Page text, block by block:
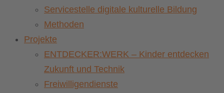
Servicestelle digitale kulturelle Bildung
Methoden
Projekte
ENTDECKER:WERK – Kinder entdecken
Zukunft und Technik
Freiwilligendienste